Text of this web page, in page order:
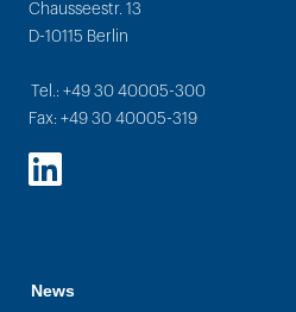
Chausseestr. 13
D-10115 Berlin
Tel.: +49 30 40005-300
Fax: +49 30 40005-319
LinkedIn
News